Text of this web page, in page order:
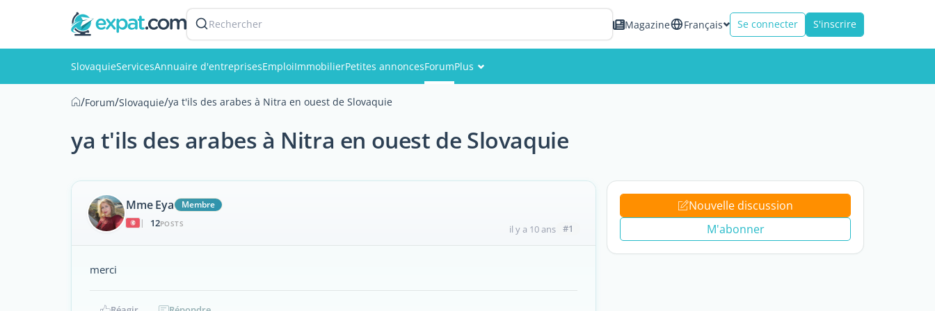
Rechercher Magazine Français Se connecter S'inscrire
SlovaquieServicesAnnuaire d'entreprisesEmploiImmobilierPetites annoncesForumPlus
Membres
/Forum/Slovaquie/ya t'ils des arabes à Nitra en ouest de Slovaquie
ya t'ils des arabes à Nitra en ouest de Slovaquie
Mme Eya
Membre
|
12POSTS il y a 10 ans #1
merci
Nouvelle discussion
M'abonner